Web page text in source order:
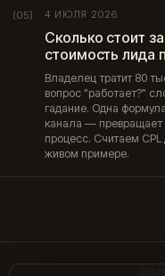
(05) 4 ИЮЛЯ 2026
Сколько стоит
стоимость лида
Владелец тратит 80
вопрос "работает?"
гадание. Одна
канала — превращает
процесс. Считаем CPL
живом примере.